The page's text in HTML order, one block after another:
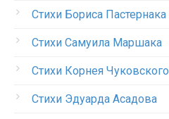
Стихи Бориса Пастернака
Стихи Самуила Маршака
Стихи Корнея Чуковского
Стихи Эдуарда Асадова